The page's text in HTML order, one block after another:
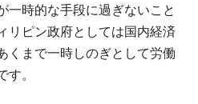
一時的な手段に過ぎないこと
リピン政府としては国内経済
くまで一時しのぎとして労働
。